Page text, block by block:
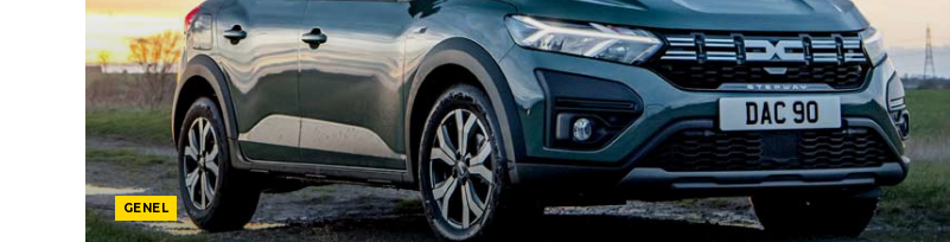
GENEL